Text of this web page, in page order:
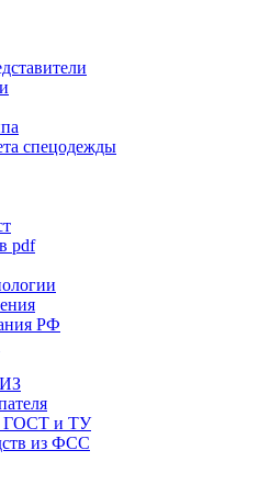
спецодежды
pdf
РФ
ГОСТ и ТУ
из ФСС